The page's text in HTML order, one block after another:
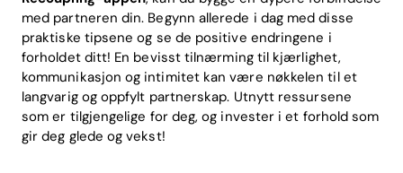
med partneren din. Begynn allerede i dag med disse
praktiske tipsene og se de positive endringene i
forholdet ditt! En bevisst tilnærming til kjærlighet,
kommunikasjon og intimitet kan være nøkkelen til et
langvarig og oppfylt partnerskap. Utnytt ressursene
som er tilgjengelige for deg, og invester i et forhold som
gir deg glede og vekst!